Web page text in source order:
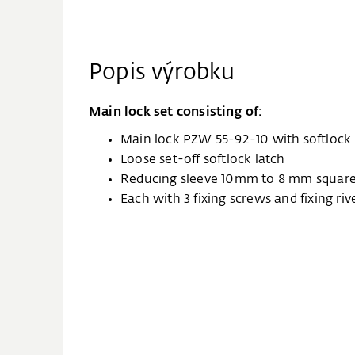
Popis výrobku
Main lock set consisting of:
Main lock PZW 55-92-10 with softlock
Loose set-off softlock latch
Reducing sleeve 10mm to 8 mm square
Each with 3 fixing screws and fixing